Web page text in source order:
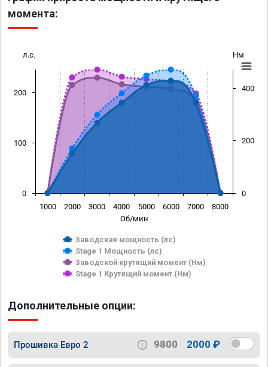
момента:
Об/мин
л.с. Нм
Заводская мощность (лс)
Stage 1 Мощность (лс)
Заводской крутящий момент (Нм)
Stage 1 Крутящий момент (Нм)
1000 2000 3000 4000 5000 6000 7000 8000
0
100
200
0
200
400
Дополнительные опции:
Прошивка Евро 2 9800 2000 ₽